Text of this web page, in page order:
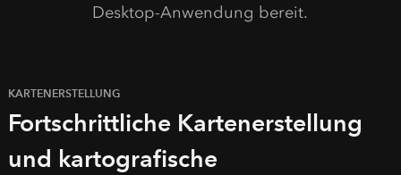
Desktop-Anwendung bereit.
KARTENERSTELLUNG
Fortschrittliche Kartenerstellung
und kartografische